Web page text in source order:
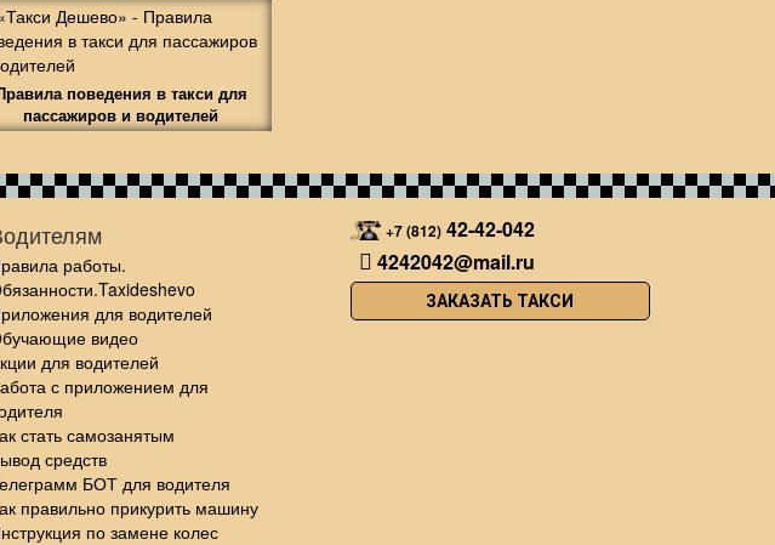
поведения в такси для
пассажиров и водителей
работы.
для водителей
видео
для водителей
с приложением для
стать самозанятым
средств
БОТ для водителя
правильно прикурить машину
по замене колес
+7 (812) 42-42-042
4242042@mail.ru
ЗАКАЗАТЬ ТАКСИ